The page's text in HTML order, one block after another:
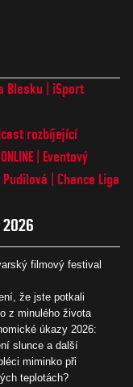
Blesku
iSport
rozbíjející
Eventový
Pudilová
Chance Liga
filmový festival
že jste potkali
z minulého života
úkazy 2026:
slunce a další
miminko při
teplotách?